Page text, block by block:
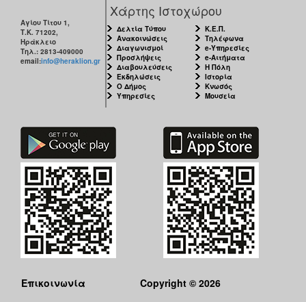
Αγίου Τίτου 1,
Τ.Κ. 71202,
Ηράκλειο
Τηλ.: 2813-409000
email:info@heraklion.gr
Χάρτης Ιστοχώρου
Δελτία Τύπου
Ανακοινώσεις
Διαγωνισμοί
Προσλήψεις
Διαβουλεύσεις
Εκδηλώσεις
Ο Δήμος
Υπηρεσίες
Κ.Ε.Π.
Τηλέφωνα
e-Υπηρεσίες
e-Αιτήματα
Η Πόλη
Ιστορία
Κνωσός
Μουσεία
Επικοινωνία
Copyright © 2026